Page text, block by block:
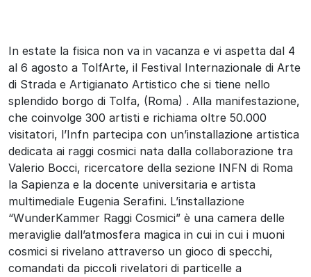
In estate la fisica non va in vacanza e vi aspetta dal 4
al 6 agosto a TolfArte, il Festival Internazionale di Arte
di Strada e Artigianato Artistico che si tiene nello
splendido borgo di Tolfa, (Roma) . Alla manifestazione,
che coinvolge 300 artisti e richiama oltre 50.000
visitatori, l’Infn partecipa con un’installazione artistica
dedicata ai raggi cosmici nata dalla collaborazione tra
Valerio Bocci, ricercatore della sezione INFN di Roma
la Sapienza e la docente universitaria e artista
multimediale Eugenia Serafini. L’installazione
“WunderKammer Raggi Cosmici” è una camera delle
meraviglie dall’atmosfera magica in cui in cui i muoni
cosmici si rivelano attraverso un gioco di specchi,
comandati da piccoli rivelatori di particelle a